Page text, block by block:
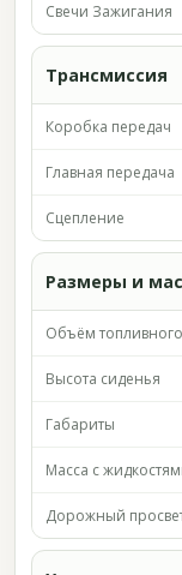
Свечи Зажигания
Трансмиссия
Коробка передач
Главная передача
Сцепление
Размеры и
Объём
Высота сиденья
Габариты
Масса с
Дорожный